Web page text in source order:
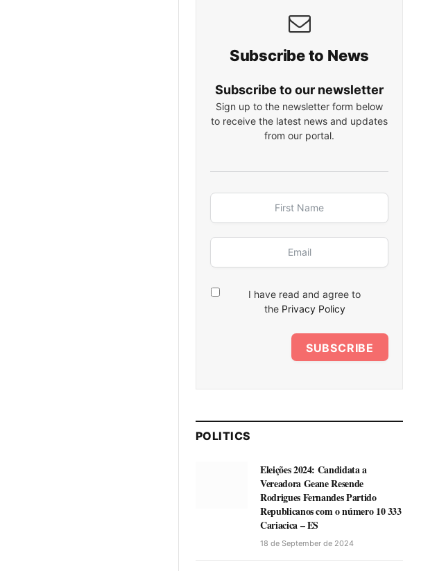
Subscribe to News
Subscribe to our newsletter
Sign up to the newsletter form below
to receive the latest news and updates
from our portal.
I have read and agree to
the Privacy Policy
SUBSCRIBE
POLITICS
Eleições 2024: Candidata a
Vereadora Geane Resende
Rodrigues Fernandes Partido
Republicanos com o número 10 333
Cariacica – ES
18 de September de 2024